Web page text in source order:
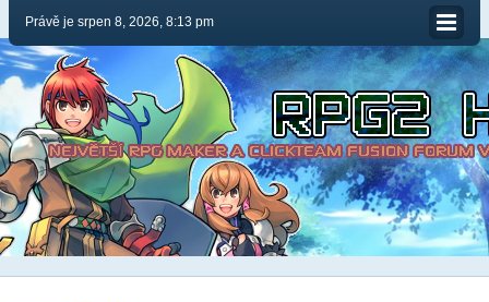
Právě je srpen 8, 2026, 8:13 pm